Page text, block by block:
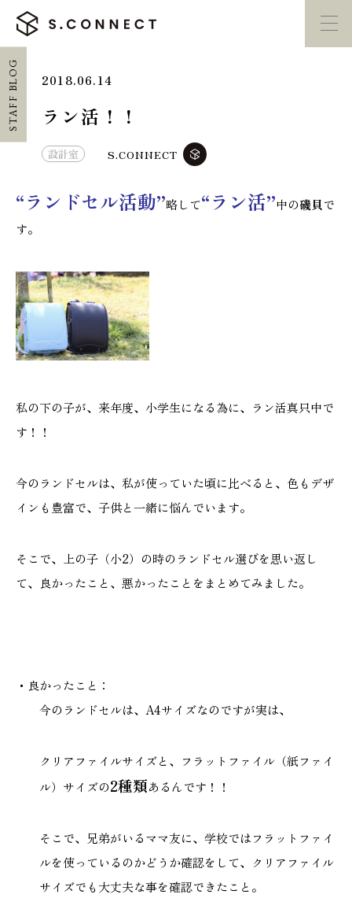
HOME
ホーム
CONCEPT
エスコネについて
CASE
GALLERY
施工ギャラリー
STAFF BLOG
スタッフブログ
COMPANY
会社情報
プライバシーポリシー
家づくり勉強会
本社
10:00〜19:00 水曜定休 10:00〜19:00 水曜定休
STAFF BLOG 2018.06.14
ラン活！！
設計室 S.CONNECT
“ランドセル活動”略して“ラン活”中の磯貝で
す。
私の下の子が、来年度、小学生になる為に、ラン活真只中で
す！！
今のランドセルは、私が使っていた頃に比べると、色もデザ
インも豊富で、子供と一緒に悩んでいます。
そこで、上の子（小2）の時のランドセル選びを思い返し
て、良かったこと、悪かったことをまとめてみました。
・良かったこと：
今のランドセルは、A4サイズなのですが実は、
クリアファイルサイズと、フラットファイル（紙ファイ
ル）サイズの2種類あるんです！！
そこで、兄弟がいるママ友に、学校ではフラットファイ
ルを使っているのかどうか確認をして、クリアファイル
サイズでも大丈夫な事を確認できたこと。